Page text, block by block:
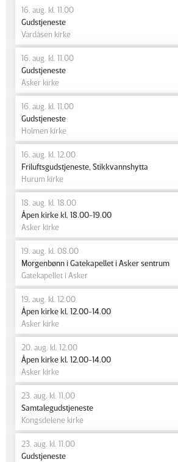
16. aug. kl. 11.00
Gudstjeneste
Vardåsen kirke
16. aug. kl. 11.00
Gudstjeneste
Asker kirke
16. aug. kl. 11.00
Gudstjeneste
Holmen kirke
16. aug. kl. 12.00
Friluftsgudstjeneste, Stikkvannshytta
Hurum kirke
18. aug. kl. 18.00
Åpen kirke kl. 18.00-19.00
Asker kirke
19. aug. kl. 08.00
Morgenbønn i Gatekapellet i Asker sentrum
Gatekapellet i Asker
19. aug. kl. 12.00
Åpen kirke kl. 12.00-14.00
Asker kirke
20. aug. kl. 12.00
Åpen kirke kl. 12.00-14.00
Asker kirke
23. aug. kl. 11.00
Samtalegudstjeneste
Kongsdelene kirke
23. aug. kl. 11.00
Gudstjeneste